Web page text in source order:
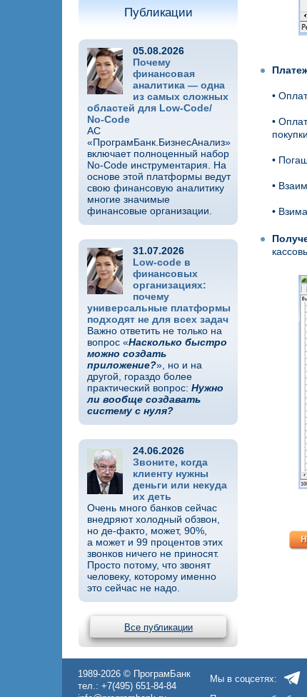
Публикации
05.08.2026
Почему
финансовая
аналитика — одна
из самых сложных
областей для Low-Code/
No-Code
АС
«ПрограмБанк.БизнесАнализ»
включает полноценный набор
No-Code инструментария. На
основе этой платформы ведут
свою финансовую аналитику
многие значимые
финансовые организации.
31.07.2026
Low-code в
финансовых
организациях:
почему
универсальные платформы
подходят не для всех задач
Важно ответить не только на
вопрос «Насколько быстро
можно создать
приложение?», но и на
другой, гораздо более
практический вопрос:Нужно
ли вообще создавать
систему с нуля?
24.06.2026
Звоните, когда
клиенту нужны
деньги или некуда
их деть
Очень много банков сейчас
внедряют холодный обзвон,
но де-факто, может, 90%,
а может и 99 процентов этих
звонков ничего не приносят.
Просто потому, что звонят
человеку, которому именно
это сейчас не надо.
Все публикации
•
•
•
•
•
1989-2026 © ПрограмБанк
тел.: +7(495) 651-84-84
Мы в соцсетях: